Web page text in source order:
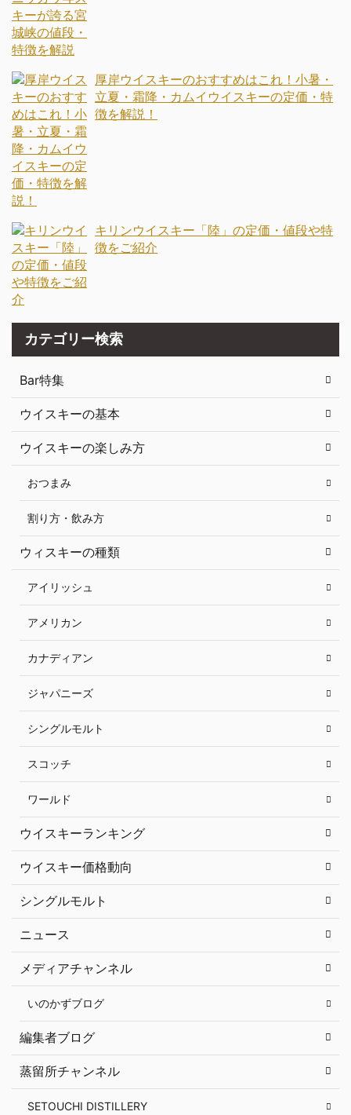
厚岸ウイスキーのおすすめはこれ！小暑・
立夏・霜降・カムイウイスキーの定価・特
徴を解説！
キリンウイスキー「陸」の定価・値段や特
徴をご紹介
カテゴリー検索
Bar特集
ウイスキーの基本
ウイスキーの楽しみ方
おつまみ
割り方・飲み方
ウィスキーの種類
アイリッシュ
アメリカン
カナディアン
ジャパニーズ
シングルモルト
スコッチ
ワールド
ウイスキーランキング
ウイスキー価格動向
シングルモルト
ニュース
メディアチャンネル
いのかずブログ
編集者ブログ
蒸留所チャンネル
SETOUCHI DISTILLERY